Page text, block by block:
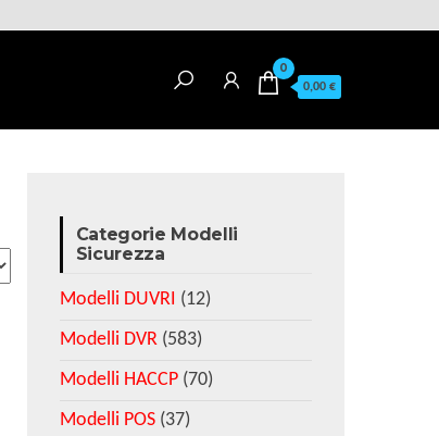
0
0,00 €
Categorie Modelli
Sicurezza
Modelli DUVRI (12)
Modelli DVR (583)
Modelli HACCP (70)
Modelli POS (37)